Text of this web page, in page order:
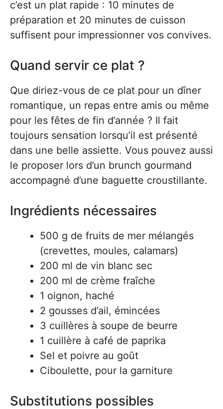
c’est un plat rapide : 10 minutes de
préparation et 20 minutes de cuisson
suffisent pour impressionner vos convives.
Quand servir ce plat ?
Que diriez-vous de ce plat pour un dîner
romantique, un repas entre amis ou même
pour les fêtes de fin d’année ? Il fait
toujours sensation lorsqu’il est présenté
dans une belle assiette. Vous pouvez aussi
le proposer lors d’un brunch gourmand
accompagné d’une baguette croustillante.
Ingrédients nécessaires
500 g de fruits de mer mélangés
(crevettes, moules, calamars)
200 ml de vin blanc sec
200 ml de crème fraîche
1 oignon, haché
2 gousses d’ail, émincées
3 cuillères à soupe de beurre
1 cuillère à café de paprika
Sel et poivre au goût
Ciboulette, pour la garniture
Substitutions possibles